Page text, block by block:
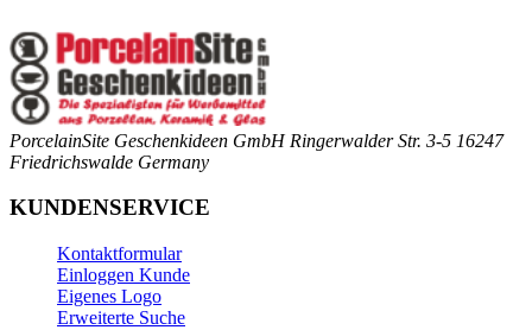
PorcelainSite Geschenkideen GmbH Ringerwalder Str. 3-5 16247
Friedrichswalde Germany
KUNDENSERVICE
Kontaktformular
Einloggen Kunde
Eigenes Logo
Erweiterte Suche